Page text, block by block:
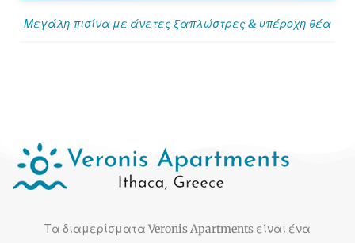
Μεγάλη πισίνα με άνετες ξαπλώστρες & υπέροχη θέα
Τα διαμερίσματα Veronis Apartments είναι ένα